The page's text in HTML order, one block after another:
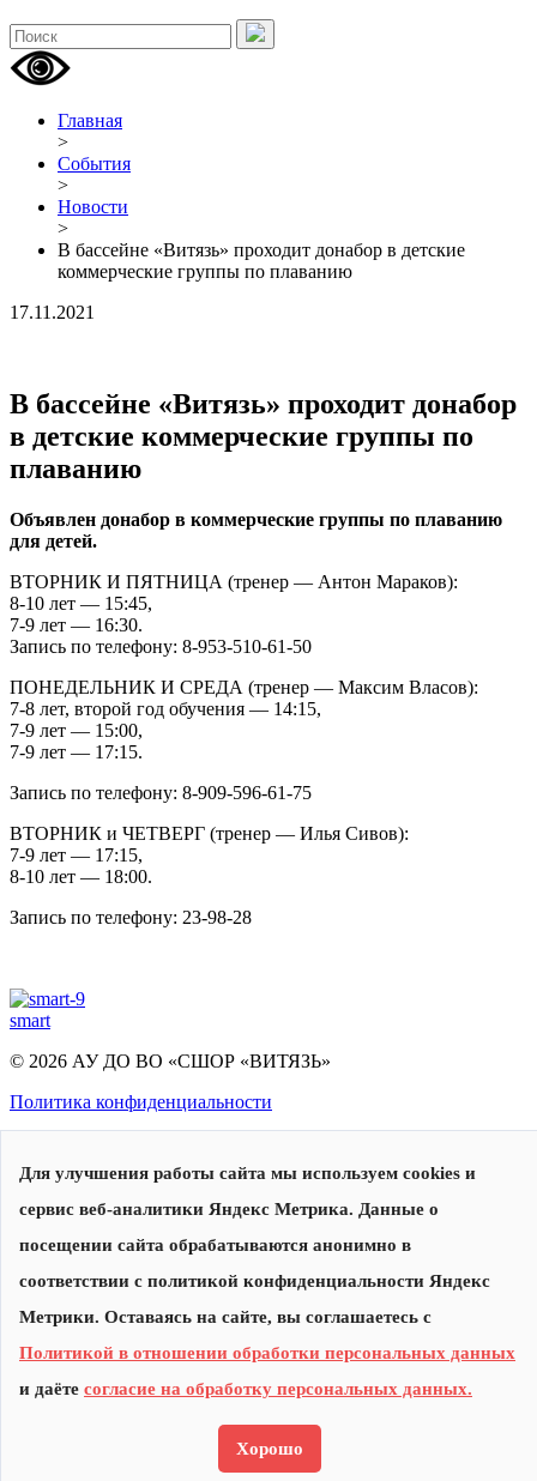
Главная
>
События
>
Новости
>
В бассейне «Витязь» проходит донабор в детские
коммерческие группы по плаванию
17.11.2021
В бассейне «Витязь» проходит донабор
в детские коммерческие группы по
плаванию
Объявлен донабор в коммерческие группы по плаванию
для детей.
ВТОРНИК И ПЯТНИЦА (тренер — Антон Мараков):
8-10 лет — 15:45,
7-9 лет — 16:30.
Запись по телефону: 8-953-510-61-50
ПОНЕДЕЛЬНИК И СРЕДА (тренер — Максим Власов):
7-8 лет, второй год обучения — 14:15,
7-9 лет — 15:00,
7-9 лет — 17:15.
Запись по телефону: 8-909-596-61-75
ВТОРНИК и ЧЕТВЕРГ (тренер — Илья Сивов):
7-9 лет — 17:15,
8-10 лет — 18:00.
Запись по телефону: 23-98-28
smart
© 2026 АУ ДО ВО «СШОР «ВИТЯЗЬ»
Политика конфиденциальности
Сделано в
Для улучшения работы сайта мы используем cookies и
сервис веб-аналитики Яндекс Метрика. Данные о
посещении сайта обрабатываются анонимно в
соответствии с политикой конфиденциальности Яндекс
Метрики. Оставаясь на сайте, вы соглашаетесь с
Политикой в отношении обработки персональных данных
и даёте согласие на обработку персональных данных.
Хорошо